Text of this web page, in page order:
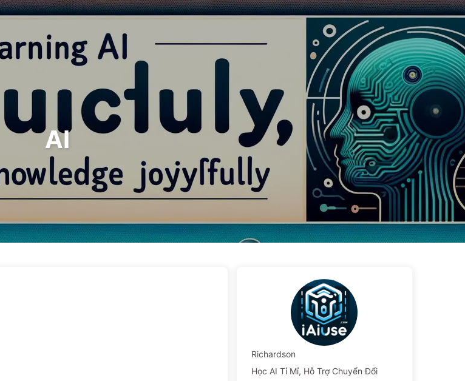
Tìm kiếm Trang chủ Lưu trữ Thẻ Thể loại Liên kết Về chúng tôi 🇻🇳 Tiếng Việt
AI
Richardson
Học AI Tỉ Mỉ, Hỗ Trợ Chuyển Đổi